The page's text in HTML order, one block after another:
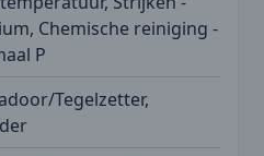
Chemische reiniging -
P
Tegelzetter,